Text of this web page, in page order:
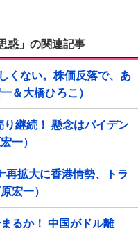
惑」の関連記事
くない。株価反落で、あ
＆大橋ひろこ）
継続！ 懸念はバイデン
一）
再拡大に香港情勢、トラ
宏一）
るか！ 中国がドル離